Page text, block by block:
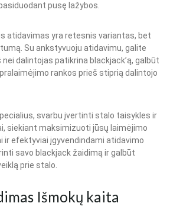
pusę lažybos.
atidavimas yra retesnis variantas, bet
Su ankstyvuoju atidavimu, galite
dalintojas patikrina blackjack’ą, galbūt
rankos prieš stiprią dalintojo
svarbu įvertinti stalo taisykles ir
siekiant maksimizuoti jūsų laimėjimo
ir efektyviai įgyvendindami atidavimo
savo blackjack žaidimą ir galbūt
prie stalo.
Išmokų kaita